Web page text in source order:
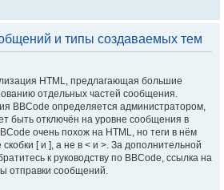
и типы создаваемых тем
HTML, предлагающая большие
отдельных частей сообщения.
BBCode определяется администратором,
быть отключён на уровне сообщения в
очень похож на HTML, но теги в нём
[ и ], а не в < и >. За дополнительной
к руководству по BBCode, ссылка на
отправки сообщений.